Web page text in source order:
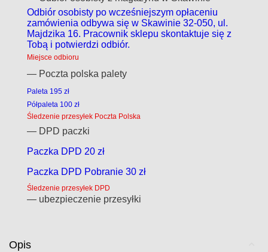
Odbiór osobisty po wcześniejszym opłaceniu
zamówienia odbywa się w Skawinie 32-050, ul.
Majdzika 16. Pracownik sklepu skontaktuje się z
Tobą i potwierdzi odbiór.
Miejsce odbioru
— Poczta polska palety
Paleta 195 zł
Półpaleta 100 zł
Śledzenie przesyłek Poczta Polska
— DPD paczki
Paczka DPD 20 zł
Paczka DPD Pobranie 30 zł
Śledzenie przesyłek DPD
— ubezpieczenie przesyłki
Opis